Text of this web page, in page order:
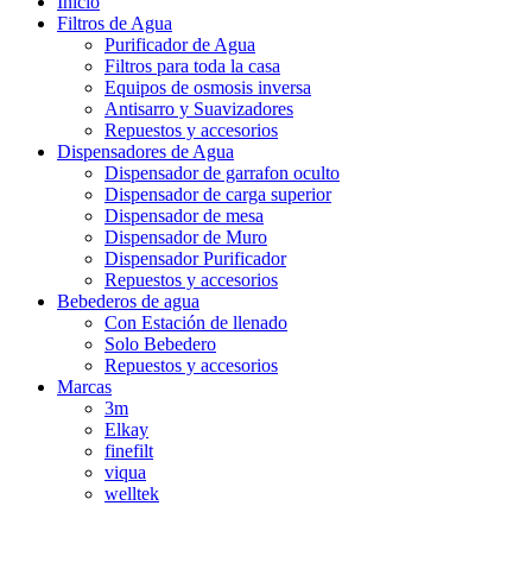
Filtros de Agua
Purificador de Agua
Filtros para toda la casa
Equipos de osmosis inversa
Antisarro y Suavizadores
Repuestos y accesorios
Dispensadores de Agua
Dispensador de garrafon oculto
Dispensador de carga superior
Dispensador de mesa
Dispensador de Muro
Dispensador Purificador
Repuestos y accesorios
Bebederos de agua
Con Estación de llenado
Solo Bebedero
Repuestos y accesorios
Marcas
3m
Elkay
finefilt
viqua
welltek